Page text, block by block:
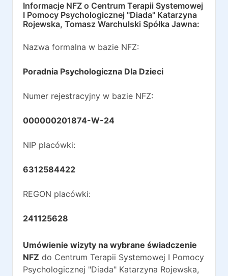
Informacje NFZ o Centrum Terapii Systemowej
I Pomocy Psychologicznej "Diada" Katarzyna
Rojewska, Tomasz Warchulski Spółka Jawna:
Nazwa formalna w bazie NFZ:
Poradnia Psychologiczna Dla Dzieci
Numer rejestracyjny w bazie NFZ:
000000201874-W-24
NIP placówki:
6312584422
REGON placówki:
241125628
Umówienie wizyty na wybrane świadczenie
NFZ do Centrum Terapii Systemowej I Pomocy
Psychologicznej "Diada" Katarzyna Rojewska,